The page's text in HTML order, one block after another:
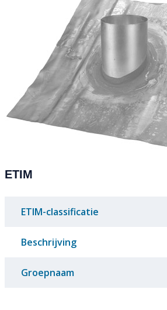
ETIM
ETIM-classificatie
Beschrijving
Groepnaam